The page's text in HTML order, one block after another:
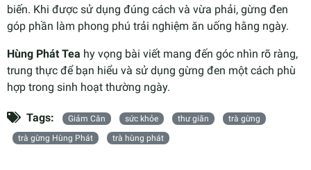
biến. Khi được sử dụng đúng cách và vừa phải, gừng đen
góp phần làm phong phú trải nghiệm ăn uống hằng ngày.
Hùng Phát Tea hy vọng bài viết mang đến góc nhìn rõ ràng,
trung thực để bạn hiểu và sử dụng gừng đen một cách phù
hợp trong sinh hoạt thường ngày.
Tags: Giảm Cân sức khỏe thư giãn
trà gừng
trà gừng Hùng Phát
trà hùng phát